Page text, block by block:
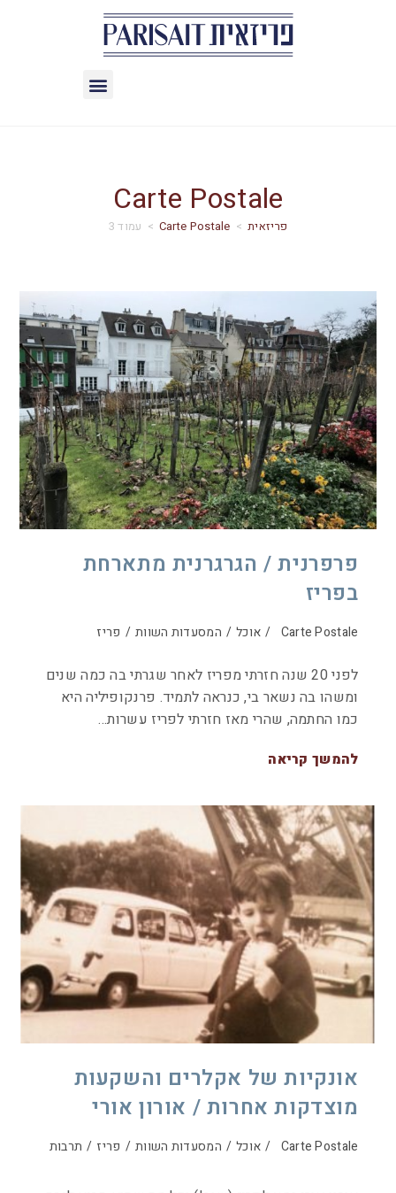
Carte Postale
>
Carte Postale
> עמוד 3
פרפרנית / הגרגרנית מתארחת
בפריז
Carte Postale
/ אוכל / המסעדות השוות / פריז
לפני 20 שנה חזרתי מפריז לאחר שגרתי בה כמה שנים
ומשהו בה נשאר בי, כנראה לתמיד. פרנקופיליה היא
כמו החתמה, שהרי מאז חזרתי לפריז עשרות…
להמשך קריאה
אונקיות של אקלרים והשקעות
מוצדקות אחרות / אורון אורי
Carte Postale
/ אוכל / המסעדות השוות / פריז / תרבות